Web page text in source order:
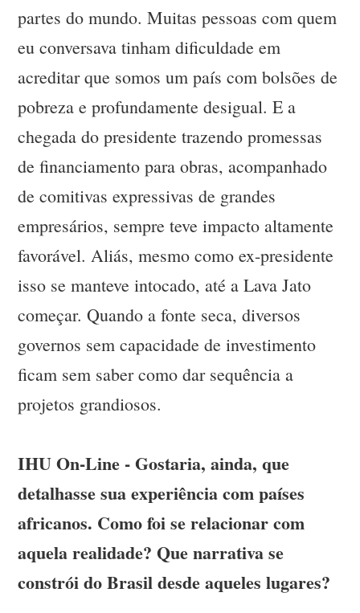
partes do mundo. Muitas pessoas com quem
eu conversava tinham dificuldade em
acreditar que somos um país com bolsões de
pobreza e profundamente desigual. E a
chegada do presidente trazendo promessas
de financiamento para obras, acompanhado
de comitivas expressivas de grandes
empresários, sempre teve impacto altamente
favorável. Aliás, mesmo como ex-presidente
isso se manteve intocado, até a Lava Jato
começar. Quando a fonte seca, diversos
governos sem capacidade de investimento
ficam sem saber como dar sequência a
projetos grandiosos.
IHU On-Line - Gostaria, ainda, que
detalhasse sua experiência com países
africanos. Como foi se relacionar com
aquela realidade? Que narrativa se
constrói do Brasil desde aqueles lugares?